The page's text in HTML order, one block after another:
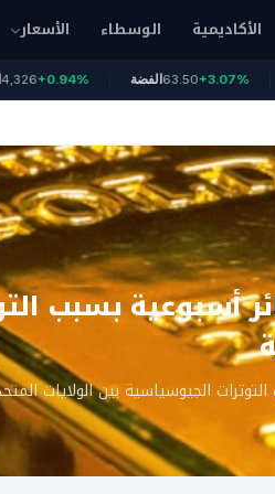
الأكاديمية الوسطاء الأسعار
+0.94% 63.50 +3.07%
بسبب
الجيوسياسية بين الولايات